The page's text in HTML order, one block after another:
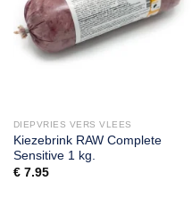
DIEPVRIES VERS VLEES
Kiezebrink RAW Complete
Sensitive 1 kg.
€7.95